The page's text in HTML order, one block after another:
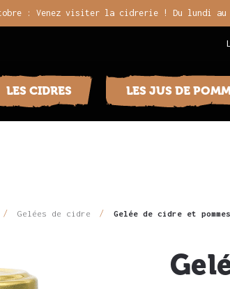
: Venez visiter la cidrerie ! Du lundi au
LES CIDRES LES JUS DE
Gelées de cidre Gelée de cidre et